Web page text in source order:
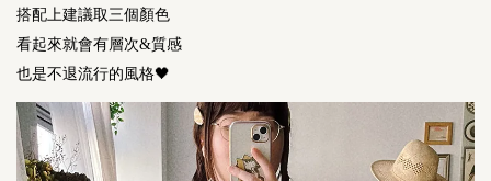
搭配上建議取三個顏色
看起來就會有層次&質感
也是不退流行的風格🖤